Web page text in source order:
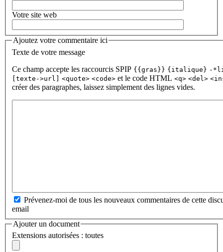
Votre site web
Ajoutez votre commentaire ici
Texte de votre message
Ce champ accepte les raccourcis SPIP {{gras}} {italique} -
[texte->url] <quote> <code> et le code HTML <q> <del>
créer des paragraphes, laissez simplement des lignes vides.
Prévenez-moi de tous les nouveaux commentaires de cette
email
Ajouter un document
Extensions autorisées : toutes